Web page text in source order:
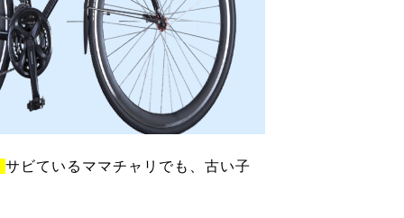
サビているママチャリでも、古い子